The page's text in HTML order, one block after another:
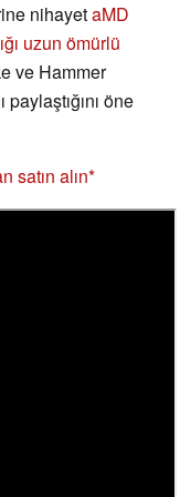
nihayetaMD
uzun ömürlü
ve Hammer
öne
satın alın